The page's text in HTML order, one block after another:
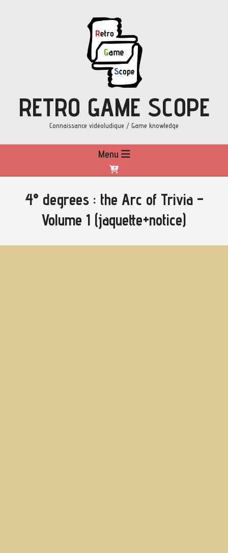
RETRO GAME SCOPE
Connaissance vidéoludique / Game knowledge
Menu
Menu
4° degrees : the Arc of Trivia –
Volume 1 (jaquette+notice)